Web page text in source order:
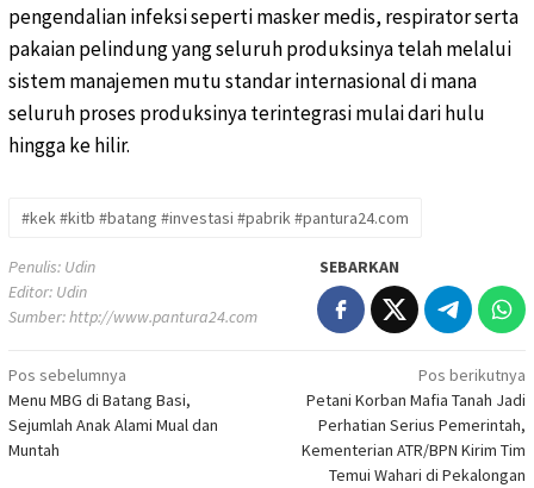
pengendalian infeksi seperti masker medis, respirator serta
pakaian pelindung yang seluruh produksinya telah melalui
sistem manajemen mutu standar internasional di mana
seluruh proses produksinya terintegrasi mulai dari hulu
hingga ke hilir.
#kek #kitb #batang #investasi #pabrik #pantura24.com
Penulis: Udin
Editor: Udin
Sumber:http://www.pantura24.com
SEBARKAN
Navigasi
pos
Pos sebelumnya
Menu MBG di Batang Basi,
Sejumlah Anak Alami Mual dan
Muntah
Pos berikutnya
Petani Korban Mafia Tanah Jadi
Perhatian Serius Pemerintah,
Kementerian ATR/BPN Kirim Tim
Temui Wahari di Pekalongan